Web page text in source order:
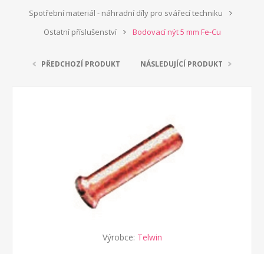
Spotřební materiál - náhradní díly pro svářecí techniku
Ostatní příslušenství
Bodovací nýt 5 mm Fe-Cu
PŘEDCHOZÍ PRODUKT NÁSLEDUJÍCÍ PRODUKT
Výrobce: Telwin